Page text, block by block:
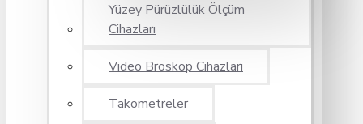
Yüzey Pürüzlülük Ölçüm
Cihazları
Video Broskop Cihazları
Takometreler